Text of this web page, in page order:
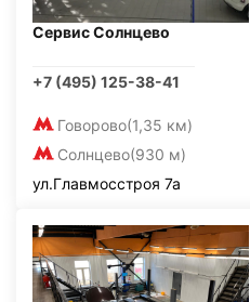
Сервис Солнцево
+7 (495) 125-38-41
Говорово(1,35 км)
Солнцево(930 м)
ул.Главмосстроя 7а